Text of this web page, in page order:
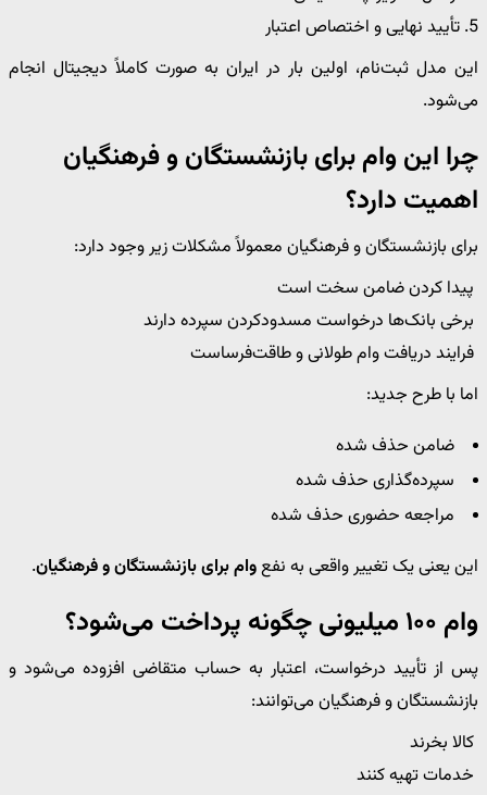
5. تأیید نهایی و اختصاص اعتبار
این مدل ثبت‌نام، اولین بار در ایران به صورت کاملاً دیجیتال انجام
می‌شود.
چرا این وام برای بازنشستگان و فرهنگیان
اهمیت دارد؟
برای بازنشستگان و فرهنگیان معمولاً مشکلات زیر وجود دارد:
پیدا کردن ضامن سخت است
برخی بانک‌ها درخواست مسدودکردن سپرده دارند
فرایند دریافت وام طولانی و طاقت‌فرساست
اما با طرح جدید:
ضامن حذف شده
سپرده‌گذاری حذف شده
مراجعه حضوری حذف شده
این یعنی یک تغییر واقعی به نفعوام برای بازنشستگان و فرهنگیان.
وام ۱۰۰ میلیونی چگونه پرداخت می‌شود؟
پس از تأیید درخواست، اعتبار به حساب متقاضی افزوده می‌شود و
بازنشستگان و فرهنگیان می‌توانند:
کالا بخرند
خدمات تهیه کنند